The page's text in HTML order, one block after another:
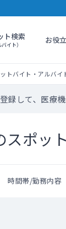
ト検索
バイト） お役
トバイト・アルバイ
録して、医療
スポッ
時間帯/勤務内容